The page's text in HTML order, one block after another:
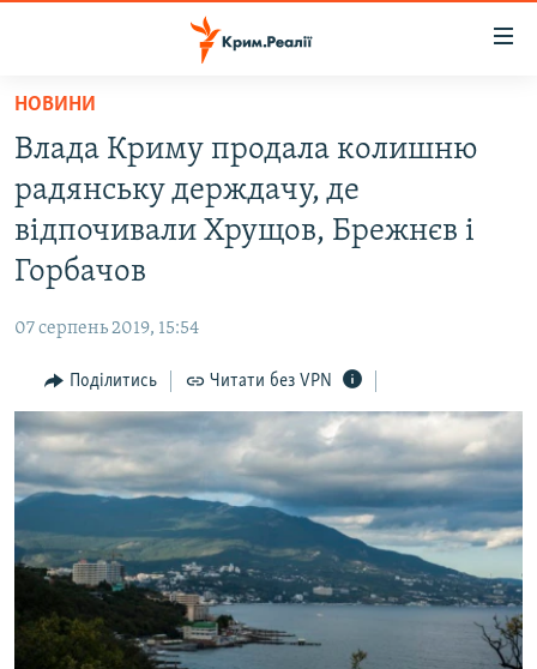
Перейти
основного
матеріалу
Перейти
до
основної
Перейти
пошуку
ВОДА.КРИМ
ВІДЕО ТА ФОТО
ПОЛІТИКА
ПОГЛЯД
ІНТЕРВ'Ю
ВСЕ ЗА ДЕНЬ
СПЕЦПРОЕКТИ
ВІДЕОУРОКИ «ELIFBE»
СВІДЧЕННЯ ОКУПАЦІЇ
УКРАЇНСЬКА ПРОБЛЕМА КРИМУ
ЯК ОБІЙТИ БЛОКУВАННЯ
Русский
Qırımtatar
НОВИНИ
Влада Криму продала колишню
радянську держдачу, де
відпочивали Хрущов, Брежнєв і
Горбачов
07 серпень 2019, 15:54
Поділитись Читати без VPN